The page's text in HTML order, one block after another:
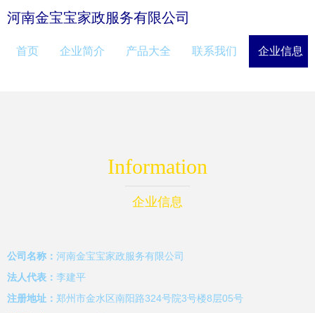
河南金宝宝家政服务有限公司
首页 企业简介 产品大全 联系我们 企业信息
Information
企业信息
公司名称： 河南金宝宝家政服务有限公司
法人代表： 李建平
注册地址： 郑州市金水区南阳路324号院3号楼8层05号